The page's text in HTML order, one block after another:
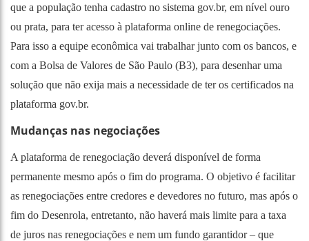
que a população tenha cadastro no sistema gov.br, em nível ouro
ou prata, para ter acesso à plataforma online de renegociações.
Para isso a equipe econômica vai trabalhar junto com os bancos, e
com a Bolsa de Valores de São Paulo (B3), para desenhar uma
solução que não exija mais a necessidade de ter os certificados na
plataforma gov.br.
Mudanças nas negociações
A plataforma de renegociação deverá disponível de forma
permanente mesmo após o fim do programa. O objetivo é facilitar
as renegociações entre credores e devedores no futuro, mas após o
fim do Desenrola, entretanto, não haverá mais limite para a taxa
de juros nas renegociações e nem um fundo garantidor – que